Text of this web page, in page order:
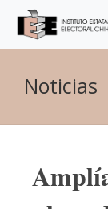
Noticias